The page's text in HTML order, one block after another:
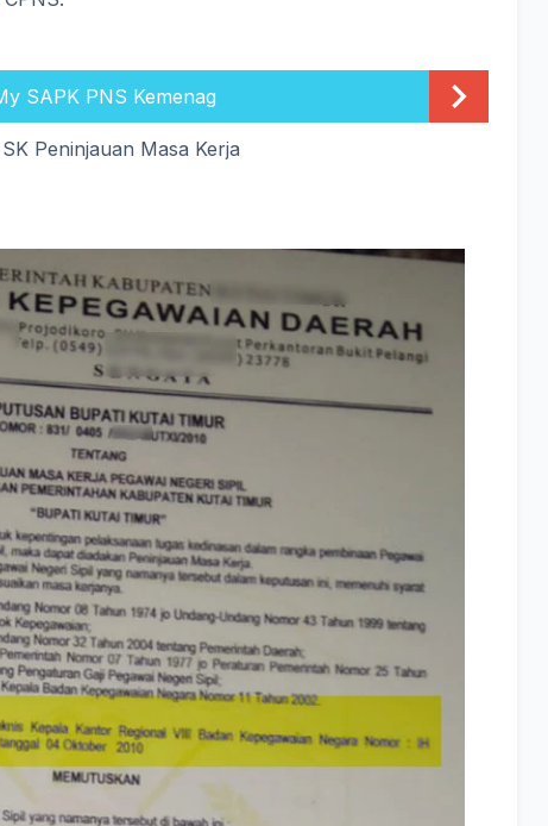
SAPK PNS Kemenag
Peninjauan Masa Kerja